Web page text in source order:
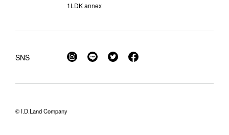
1LDK annex
SNS
© I.D.Land Company